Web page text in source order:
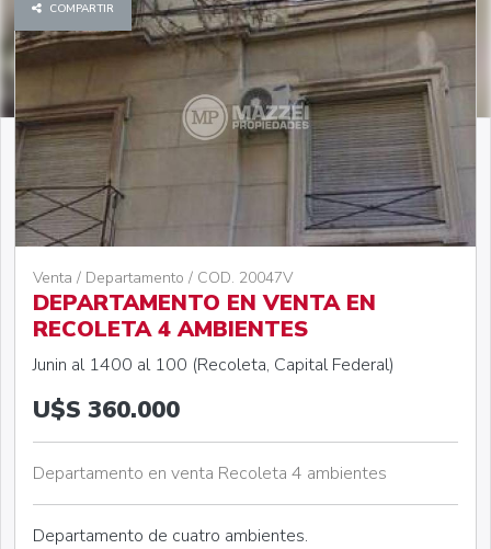
COMPARTIR
Venta / Departamento / COD. 20047V
DEPARTAMENTO EN VENTA EN
RECOLETA 4 AMBIENTES
Junin al 1400 al 100 (Recoleta, Capital Federal)
U$S 360.000
Departamento en venta Recoleta 4 ambientes
Departamento de cuatro ambientes.